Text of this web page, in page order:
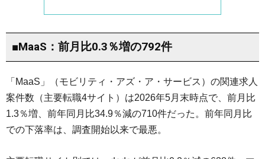
■MaaS：前月比0.3％増の792件
「MaaS」（モビリティ・アズ・ア・サービス）の関連求人
案件数（主要転職4サイト）は2026年5月末時点で、前月比
1.3％増、前年同月比34.9％減の710件だった。前年同月比
での下落率は、調査開始以来で最悪。